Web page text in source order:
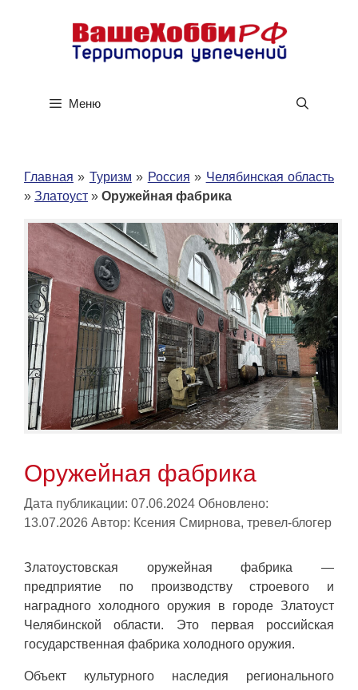
содержимому
Меню
Главная » Туризм » Россия » Челябинская область
» Златоуст » Оружейная фабрика
Оружейная фабрика
Дата публикации: 07.06.2024 Обновлено:
13.07.2026 Автор: Ксения Смирнова, тревел-блогер
Златоустовская оружейная фабрика —
предприятие по производству строевого и
наградного холодного оружия в городе Златоуст
Челябинской области. Это первая российская
государственная фабрика холодного оружия.
Объект культурного наследия регионального